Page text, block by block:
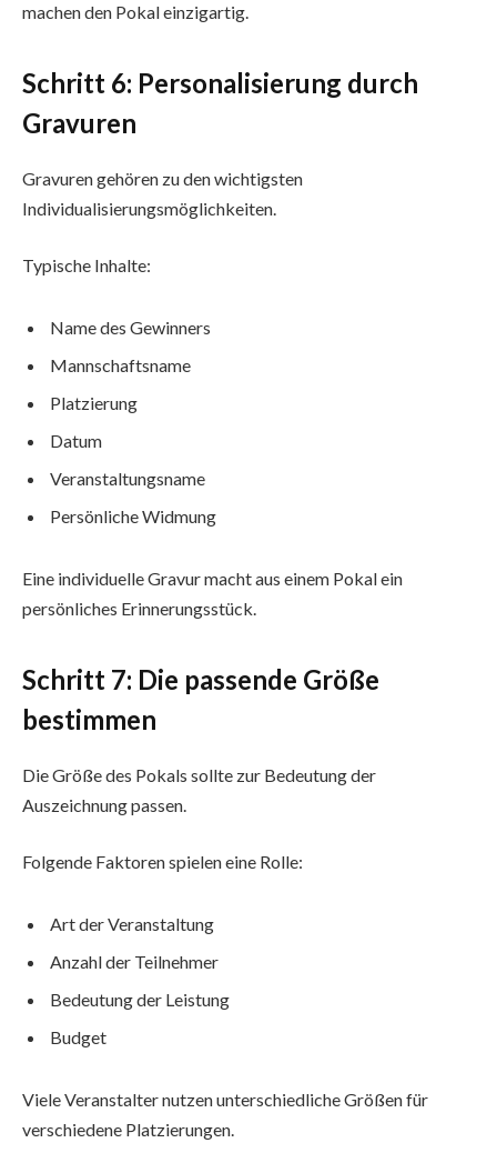
machen den Pokal einzigartig.
Schritt 6: Personalisierung durch
Gravuren
Gravuren gehören zu den wichtigsten
Individualisierungsmöglichkeiten.
Typische Inhalte:
Name des Gewinners
Mannschaftsname
Platzierung
Datum
Veranstaltungsname
Persönliche Widmung
Eine individuelle Gravur macht aus einem Pokal ein
persönliches Erinnerungsstück.
Schritt 7: Die passende Größe
bestimmen
Die Größe des Pokals sollte zur Bedeutung der
Auszeichnung passen.
Folgende Faktoren spielen eine Rolle:
Art der Veranstaltung
Anzahl der Teilnehmer
Bedeutung der Leistung
Budget
Viele Veranstalter nutzen unterschiedliche Größen für
verschiedene Platzierungen.